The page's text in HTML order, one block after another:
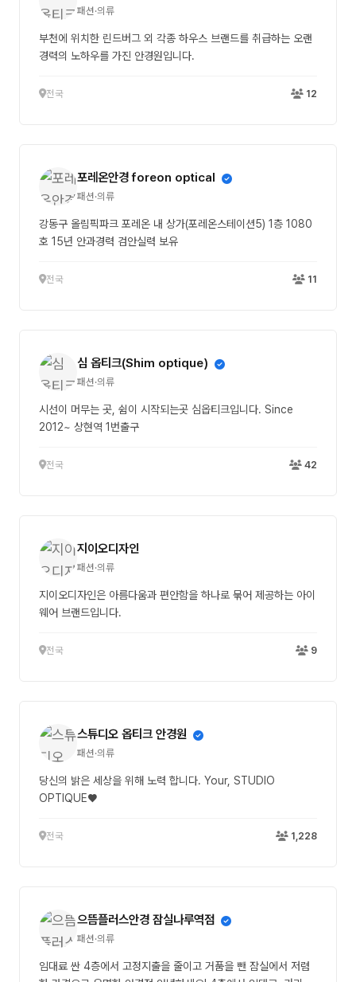
패션·의류
부천에 위치한 린드버그 외 각종 하우스 브랜드를 취급하는 오랜
경력의 노하우를 가진 안경원입니다.
전국 12
포레온안경 foreon optical
패션·의류
강동구 올림픽파크 포레온 내 상가(포레온스테이션5) 1층 1080
호 15년 안과경력 검안실력 보유
전국 11
심 옵티크(Shim optique)
패션·의류
시선이 머무는 곳, 쉼이 시작되는곳 심옵티크입니다. Since
2012~ 상현역 1번출구
전국 42
지이오디자인
패션·의류
지이오디자인은 아름다움과 편안함을 하나로 묶어 제공하는 아이
웨어 브랜드입니다.
전국 9
스튜디오 옵티크 안경원
패션·의류
당신의 밝은 세상을 위해 노력 합니다. Your, STUDIO
OPTIQUE♥
전국 1,228
으뜸플러스안경 잠실나루역점
패션·의류
임대료 싼 4층에서 고정지출을 줄이고 거품을 뺀 잠실에서 저렴